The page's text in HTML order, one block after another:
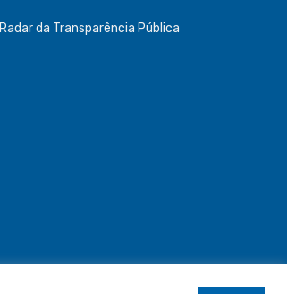
Radar da Transparência Pública